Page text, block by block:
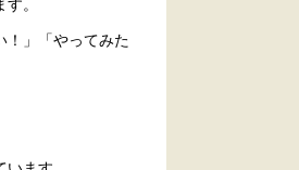
。
！」「やってみた